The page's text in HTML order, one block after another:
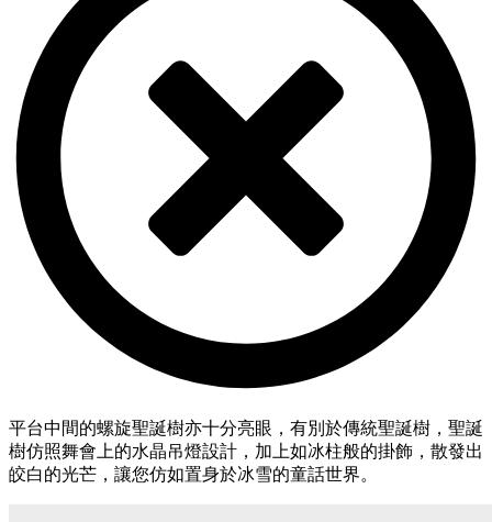
平台中間的螺旋聖誕樹亦十分亮眼，有別於傳統聖誕樹，聖誕
樹仿照舞會上的水晶吊燈設計，加上如冰柱般的掛飾，散發出
皎白的光芒，讓您仿如置身於冰雪的童話世界。